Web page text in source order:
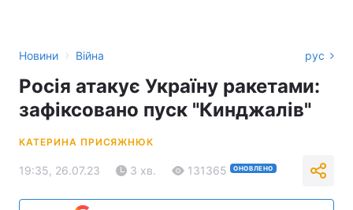
Новини › Війна рус
Росія атакує Україну ракетами:
зафіксовано пуск "Кинджалів"
КАТЕРИНА ПРИСЯЖНЮК
19:35, 26.07.23 3 хв. 131365 ОНОВЛЕНО